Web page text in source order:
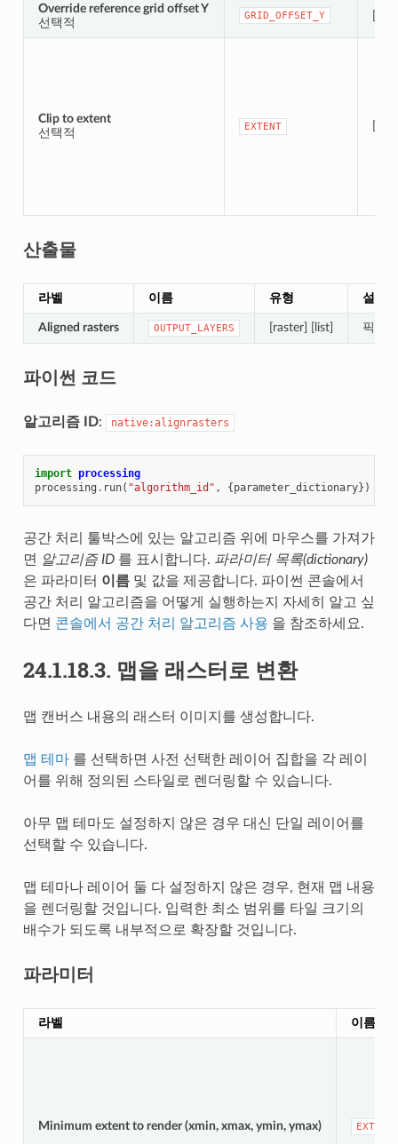
Override reference grid offset Y
선택적
GRID_OFFSET_Y
Clip to extent
선택적
EXTENT
산출물
라벨 이름 유형 설명
Aligned rasters OUTPUT_LAYERS [raster] [list] 픽셀
파이썬 코드
알고리즘 ID: native:alignrasters
import processing
processing . run( "algorithm_id" , {parameter_dictionary})
공간 처리 툴박스에 있는 알고리즘 위에 마우스를 가져가
면
알고리즘 ID를 표시합니다. 파라미터 목록(dictionary)
은 파라미터 이름및 값을 제공합니다. 파이썬 콘솔에서
공간 처리 알고리즘을 어떻게 실행하는지 자세히 알고 싶
다면 콘솔에서 공간 처리 알고리즘 사용 을 참조하세요.
24.1.18.3. 맵을 래스터로 변환
맵 캔버스 내용의 래스터 이미지를 생성합니다.
맵 테마를 선택하면 사전 선택한 레이어 집합을 각 레이
어를 위해 정의된 스타일로 렌더링할 수 있습니다.
아무 맵 테마도 설정하지 않은 경우 대신 단일 레이어를
선택할 수 있습니다.
맵 테마나 레이어 둘 다 설정하지 않은 경우, 현재 맵 내용
을 렌더링할 것입니다. 입력한 최소 범위를 타일 크기의
배수가 되도록 내부적으로 확장할 것입니다.
파라미터
라벨 이름
Minimum extent to render (xmin, xmax, ymin, ymax) EXTENT